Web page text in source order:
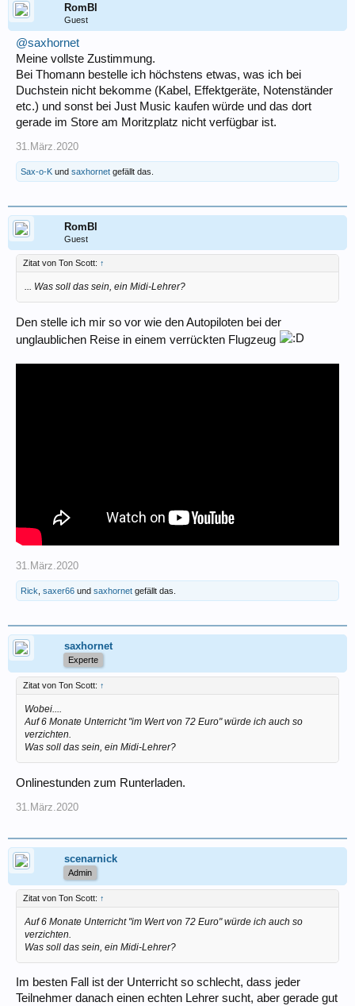
RomBl
Guest
@saxhornet
Meine vollste Zustimmung.
Bei Thomann bestelle ich höchstens etwas, was ich bei
Duchstein nicht bekomme (Kabel, Effektgeräte, Notenständer
etc.) und sonst bei Just Music kaufen würde und das dort
gerade im Store am Moritzplatz nicht verfügbar ist.
31.März.2020
Sax-o-K und saxhornet gefällt das.
RomBl
Guest
Zitat von Ton Scott: ↑
... Was soll das sein, ein Midi-Lehrer?
Den stelle ich mir so vor wie den Autopiloten bei der
unglaublichen Reise in einem verrückten Flugzeug
31.März.2020
Rick saxer66 und saxhornet gefällt das.
saxhornet
Experte
Zitat von Ton Scott: ↑
Wobei....
Auf 6 Monate Unterricht "im Wert von 72 Euro" würde ich auch so
verzichten.
Was soll das sein, ein Midi-Lehrer?
Onlinestunden zum Runterladen.
31.März.2020
scenarnick
Admin
Zitat von Ton Scott: ↑
Auf 6 Monate Unterricht "im Wert von 72 Euro" würde ich auch so
verzichten.
Was soll das sein, ein Midi-Lehrer?
Im besten Fall ist der Unterricht so schlecht, dass jeder
Teilnehmer danach einen echten Lehrer sucht, aber gerade gut